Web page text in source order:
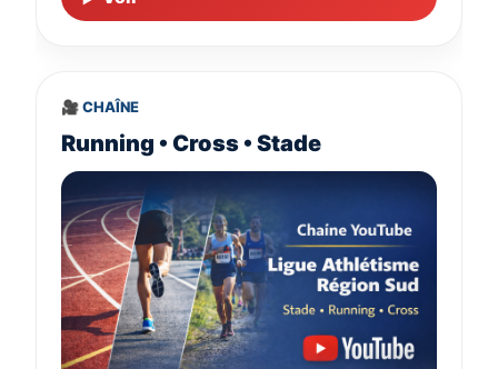
🎥 CHAÎNE
Running • Cross • Stade